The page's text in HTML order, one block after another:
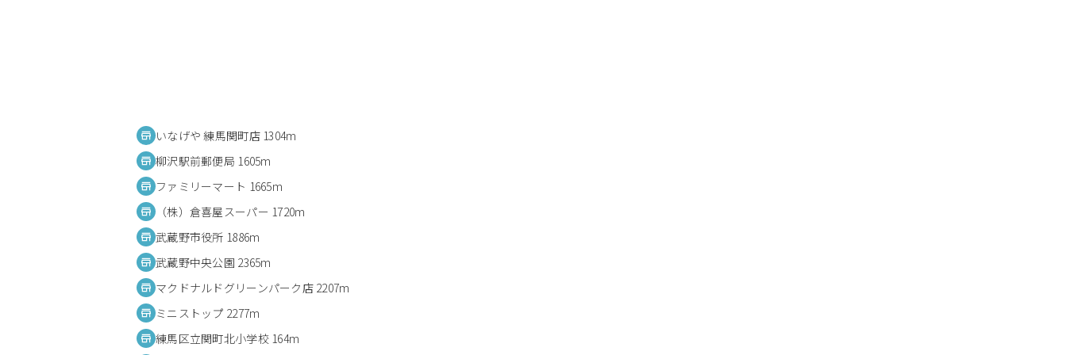
いなげや 練馬関町店 1304m
柳沢駅前郵便局 1605m
ファミリーマート 1665m
（株）倉喜屋スーパー 1720m
武蔵野市役所 1886m
武蔵野中央公園 2365m
マクドナルドグリーンパーク店 2207m
ミニストップ 2277m
練馬区立関町北小学校 164m